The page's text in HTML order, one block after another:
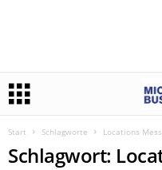
Start Schlagworte Locations
Schlagwort: